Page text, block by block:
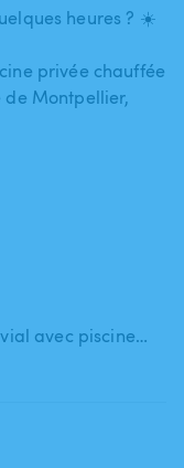
heures ? ☀️
privée chauffée
Montpellier​,​
avec piscine…